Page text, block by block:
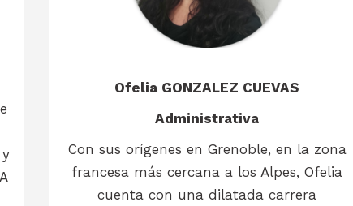
Ofelia GONZALEZ CUEVAS
Administrativa
Con sus orígenes en Grenoble, en la zona
francesa más cercana a los Alpes, Ofelia
cuenta con una dilatada carrera